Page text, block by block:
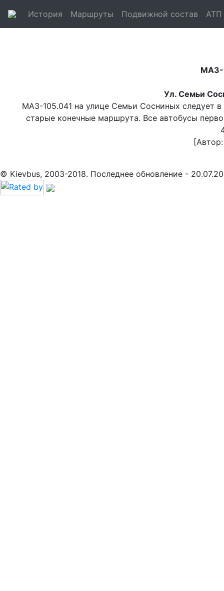
История Маршруты Подвижной состав АТП
МАЗ-
Ул. Семьи
МАЗ-105.041 на улице Семьи Сосниных следует
старые конечные маршрута. Все автобусы
© Kievbus, 2003-2018. Последнее обновление -